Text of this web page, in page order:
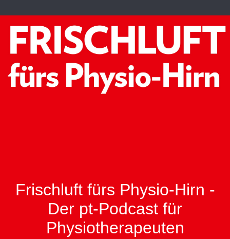
Frischluft fürs Physio-Hirn -
Der pt-Podcast für
Physiotherapeuten